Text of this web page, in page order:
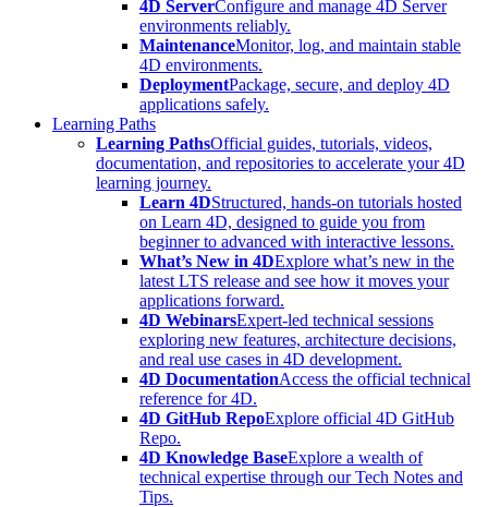
4D ServerConfigure and manage 4D Server
environments reliably.
MaintenanceMonitor, log, and maintain stable
4D environments.
DeploymentPackage, secure, and deploy 4D
applications safely.
Learning Paths
Learning PathsOfficial guides, tutorials, videos,
documentation, and repositories to accelerate your 4D
learning journey.
Learn 4DStructured, hands-on tutorials hosted
on Learn 4D, designed to guide you from
beginner to advanced with interactive lessons.
What’s New in 4DExplore what’s new in the
latest LTS release and see how it moves your
applications forward.
4D WebinarsExpert-led technical sessions
exploring new features, architecture decisions,
and real use cases in 4D development.
4D DocumentationAccess the official technical
reference for 4D.
4D GitHub RepoExplore official 4D GitHub
Repo.
4D Knowledge BaseExplore a wealth of
technical expertise through our Tech Notes and
Tips.